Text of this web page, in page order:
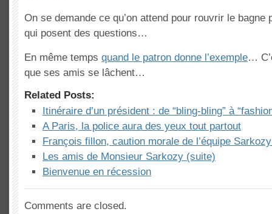
On se demande ce qu’on attend pour rouvrir le bagne
qui posent des questions…
En même temps quand le patron donne l’exemple…
que ses amis se lâchent…
Related Posts:
Itinéraire d’un président : de “bling-bling” à
A Paris, la police aura des yeux tout partout
François fillon, caution morale de l’équipe
Les amis de Monsieur Sarkozy (suite)
Bienvenue en récession
Comments are closed.